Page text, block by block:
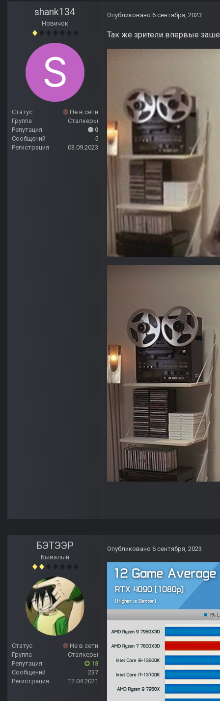
shank134
Новичок
Статус
Не в сети
Группа
Сталкеры
Репутация
0
Сообщений
5
Регистрация
03.09.2023
Опубликовано 6 сентября, 2023
Так же зрители впервые
БЭТЭЭР
Бывалый
Статус
Не в сети
Группа
Сталкеры
Репутация
18
Сообщений
237
Регистрация
12.04.2021
Опубликовано 6 сентября, 2023